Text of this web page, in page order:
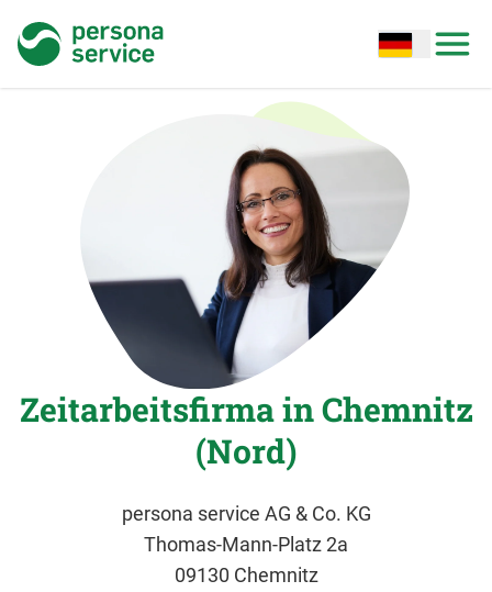
persona service Open options
Zeitarbeitsfirma in Chemnitz
(Nord)
persona service AG & Co. KG
Thomas-Mann-Platz 2a
09130 Chemnitz